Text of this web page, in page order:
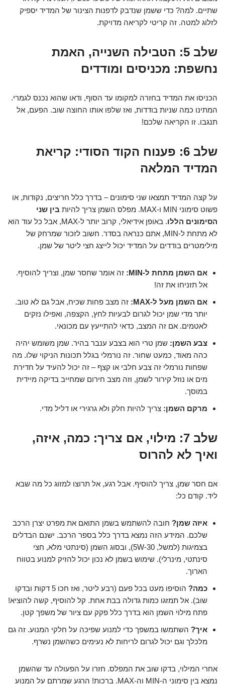
שתיים. למה? כדי ששמן שנדבק לדפנות הצינור של המדיד יספיק
לזלוג למטה. זה קריטי לקריאה מדויקת.
שלב 5: הטבילה השנייה, האמת
נחשפת: מכניסים ומודדים
הכניסו את המדיד בחזרה למקומו עד הסוף, ודאו שהוא נכנס לגמרי.
המתינו כמה שניות בודדות, ואז שלפו אותו החוצה שוב. הפעם, אל
תנגבו. זו הקריאה שלכם!
שלב 6: פענוח הקוד הסודי: קריאת
המדיד המלאה
על קצה המדיד תמצאו שני סימונים – בדרך כלל חריצים, נקודות, או
פשוט סימוני MIN ו-MAX. מפלס השמן צריך להיות
בין שני
הסימונים הללו
. באופן אידיאלי, קרוב יותר ל-MAX, אבל כל עוד הוא
לא מתחת ל-MIN, אתם כנראה בסדר. חשוב לזכור שמרחק של
מילימטרים בודדים על המדיד יכול לייצג חצי ליטר של שמן.
אם השמן מתחת ל-MIN:
זה אומר שחסר שמן, וצריך להוסיף.
אל תזניחו את זה!
אם השמן מעל ל-MAX:
זה מצב פחות שכיח, אבל גם לא טוב.
יותר מדי שמן יכול לגרום לבעיות לחץ, הקצפה, ואפילו נזקים
לאטמים. אם זה המצב, כדאי להתייעץ עם מכונאי.
צבע השמן: שמן טרי הוא בצבע ענבר בהיר. שמן משומש יהיה
כהה מאוד, כמעט שחור. זה נורמלי בגלל תכונות הניקוי שלו. מה
שפחות נורמלי זה צבע חלבי או קצף – זה יכול להעיד על חדירת
מים או נוזל קירור לשמן, וזה מצב חירום שמחייב בדיקה מיידית
במוסך.
מרקם השמן: צריך להיות חלק ולא גרגירי או דליל מדי.
שלב 7: מילוי, אם צריך: כמה, איזה,
ואיך לא להרוס
אם חסר שמן, צריך להוסיף. אבל רגע, אל תרוצו למזוג כל מה שבא
ליד. קודם כל:
איזה שמן? חובה להשתמש בשמן התואם את מפרט יצרן הרכב
שלכם. המידע הזה נמצא בדרך כלל בספר הרכב. ישנם הבדלים
בצמיגות (למשל, 5W-30), ובסוג השמן (סינתטי מלא, חצי
סינתטי, מינרלי). שימוש בשמן לא נכון יכול להזיק למנוע בטווח
הארוך.
כמה?
הוסיפו מעט בכל פעם (רבע ליטר, ואז חכו 5 דקות ובדקו
שוב). אל תמזגו כמות גדולה בבת אחת. קל להוסיף, קשה להוציא!
פתח מילוי השמן הוא בדרך כלל פקק עם ציור של משפך קטן.
איך? השתמשו במשפך כדי למנוע שפיכה על חלקי המנוע. זה גם
מלכלך וגם יכול לגרום לריחות לא נעימים כשהשמן נשרף.
אחרי המילוי, בדקו שוב את המפלס. חזרו על הפעולה עד שהשמן
נמצא בין סימוני ה-MIN וה-MAX. ברכות! הרגע שמרתם על המנוע